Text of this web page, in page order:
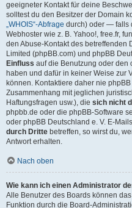
geeigneter Kontakt für deine
solltest du den Besitzer der Domain
„WHOIS“-Abfrage durch) oder — falls
Webhoster wie z. B. Yahoo!, free.fr,
den Abuse-Kontakt des betreffenden
Limited (phpBB.com) und phpBB
Einfluss auf die Benutzung oder den
haben und dafür in keiner Weise zur
können. Kontaktiere daher nie
Zusammenhang mit jeglichen
Haftungsfragen usw.), die sich nicht
phpbb.de oder die phpBB-Software
oder phpBB Deutschland e. V. E-
durch Dritte betreffen, so wirst du,
Antwort erhalten.
Nach oben
Wie kann ich einen Administrator
Alle Benutzer des Boards können
Funktion durch die Board-